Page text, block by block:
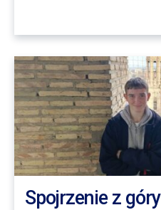
Spojrzenie z góry